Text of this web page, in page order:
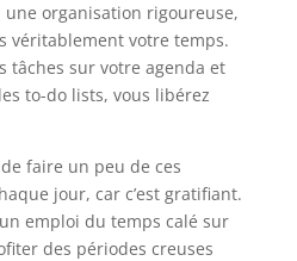
une organisation rigoureuse,
véritablement votre temps.
tâches sur votre agenda et
to-do lists, vous libérez
faire un peu de ces
jour, car c’est gratifiant.
emploi du temps calé sur
des périodes creuses